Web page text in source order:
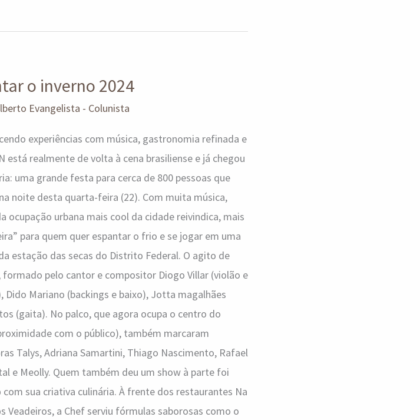
o inverno 2024
Evangelista - Colunista
experiências com música, gastronomia refinada e
realmente de volta à cena brasiliense e já chegou
uma grande festa para cerca de 800 pessoas que
noite desta quarta-feira (22). Com muita música,
ocupação urbana mais cool da cidade reivindica, mais
para quem quer espantar o frio e se jogar em uma
estação das secas do Distrito Federal. O agito de
pelo cantor e compositor Diogo Villar (violão e
Mariano (backings e baixo), Jotta magalhães
(gaita). No palco, que agora ocupa o centro do
com o público), também marcaram
Talys, Adriana Samartini, Thiago Nascimento, Rafael
e Meolly. Quem também deu um show à parte foi
sua criativa culinária. À frente dos restaurantes Na
Veadeiros, a Chef serviu fórmulas saborosas como o